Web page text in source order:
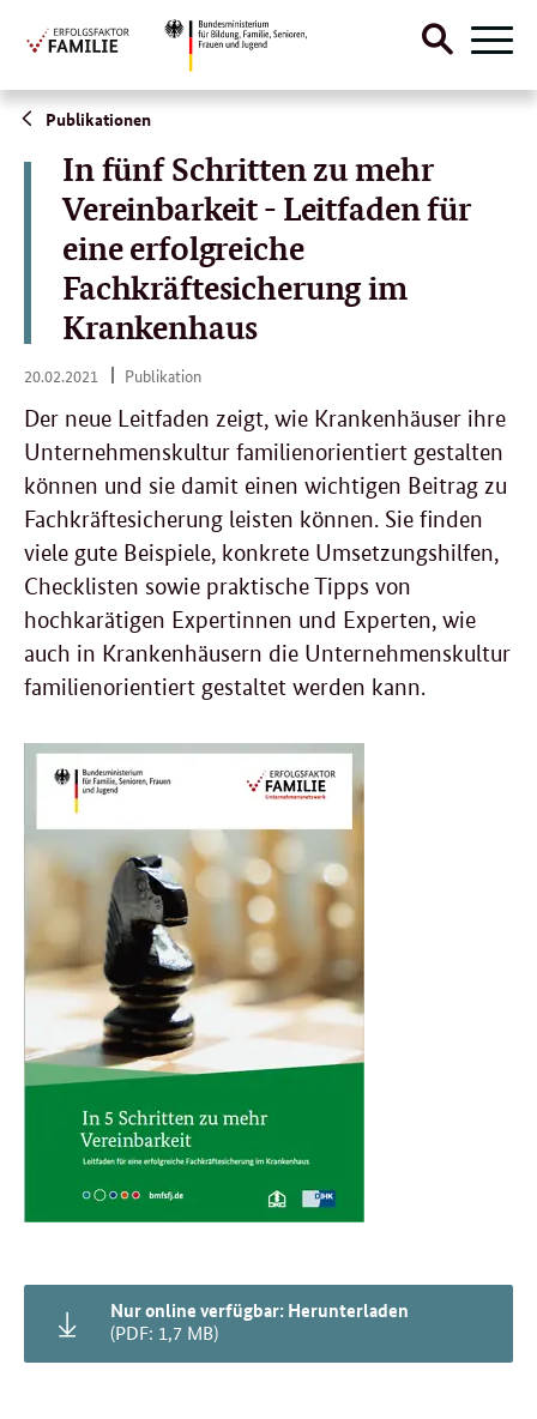
Direktlink:
Suche
Publikationen
In fünf Schritten zu mehr
Vereinbarkeit - Leitfaden für
eine erfolgreiche
Fachkräftesicherung im
Krankenhaus
20.02.2021
20.
2021
Publikation
Der neue Leitfaden zeigt, wie Krankenhäuser ihre
Unternehmenskultur familienorientiert gestalten
können und sie damit einen wichtigen Beitrag zu
Fachkräftesicherung leisten können. Sie finden
viele gute Beispiele, konkrete Umsetzungshilfen,
Checklisten sowie praktische Tipps von
hochkarätigen Expertinnen und Experten, wie
auch in Krankenhäusern die Unternehmenskultur
familienorientiert gestaltet werden kann.
Nur online verfügbar: Herunterladen
(PDF: 1,7 MB)